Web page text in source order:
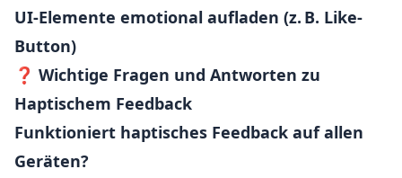
UI-Elemente emotional aufladen (z. B. Like-
Button)
❓ Wichtige Fragen und Antworten zu
Haptischem Feedback
Funktioniert haptisches Feedback auf allen
Geräten?